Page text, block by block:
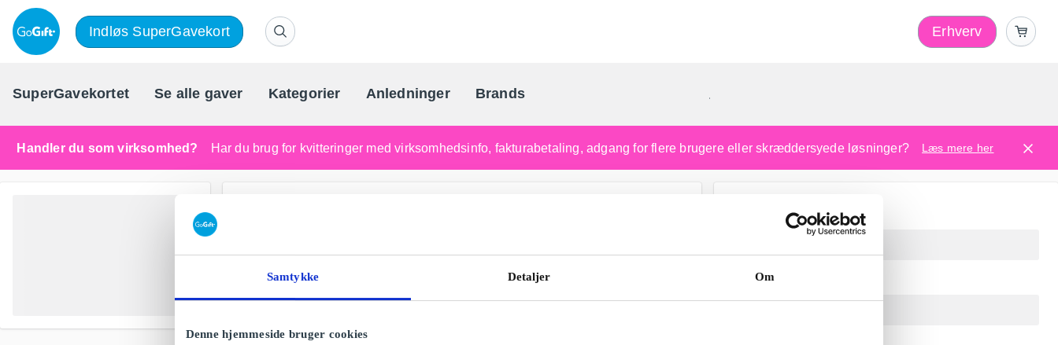
Samtykke Detaljer Om
Denne hjemmeside bruger cookies
Indløs SuperGavekort Erhverv
SuperGavekortet Se alle gaver Kategorier Anledninger Brands Danmarks gaveportal nr. 1
Handler du som virksomhed? Har du brug for kvitteringer med virksomhedsinfo, fakturabetaling, adgang for flere brugere eller skræddersyede løsninger? Læs mere her